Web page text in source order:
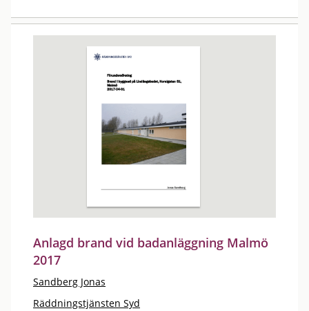
Anlagd brand vid badanläggning Malmö
2017
Sandberg Jonas
Räddningstjänsten Syd